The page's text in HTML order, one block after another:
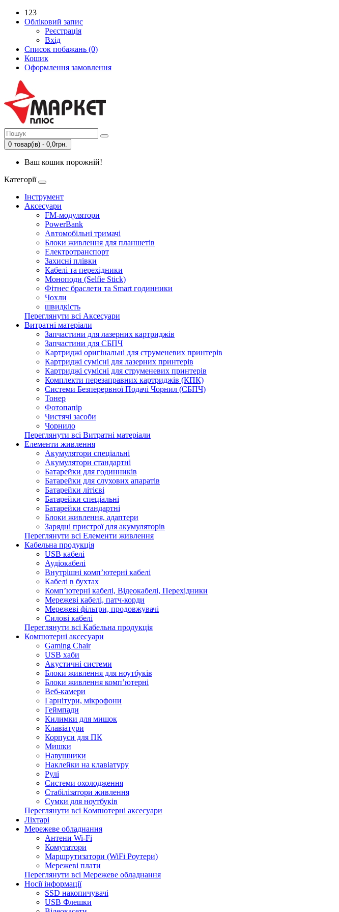
123
Обліковий запис
Реєстрація
Вхід
Список побажань (0)
Кошик
Оформлення замовлення
0 товар(ів) - 0,0грн.
Ваш кошик порожній!
Категорії
Інструмент
Аксесуари
FM-модулятори
PowerBank
Автомобільні тримачі
Блоки живлення для планшетів
Електротранспорт
Захисні плівки
Кабелі та перехідники
Моноподи (Selfie Stick)
Фітнес браслети та Smart годинники
Чохли
швидкість
Переглянути всі Аксесуари
Витратні матеріали
Запчастини для лазерних картриджів
Запчастини для СБПЧ
Картриджі оригінальні для струменевих принтерів
Картриджі сумісні для лазерних принтерів
Картриджі сумісні для струменевих принтерів
Комплекти перезаправних картриджів (КПК)
Системи Безперервної Подачі Чорнил (СБПЧ)
Тонер
Фотопапір
Чистячі засоби
Чорнило
Переглянути всі Витратні матеріали
Елементи живлення
Акумулятори спеціальні
Акумулятори стандартні
Батарейки для годинників
Батарейки для слухових апаратів
Батарейки літієві
Батарейки спеціальні
Батарейки стандартні
Блоки живлення, адаптери
Зарядні пристрої для акумуляторів
Переглянути всі Елементи живлення
Кабельна продукція
USB кабелі
Аудіокабелі
Внутрішні комп’ютерні кабелі
Кабелі в бухтах
Комп’ютерні кабелі, Відеокабелі, Перехідники
Мережеві кабелі, патч-корди
Мережеві фільтри, продовжувачі
Силові кабелі
Переглянути всі Кабельна продукція
Компютерні аксесуари
Gaming Chair
USB хаби
Акустичні системи
Блоки живлення для ноутбуків
Блоки живлення комп’ютерні
Веб-камери
Гарнітури, мікрофони
Геймпади
Килимки для мишок
Клавіатури
Корпуси для ПК
Мишки
Навушники
Наклейки на клавіатуру
Рулі
Системи охолодження
Стабілізатори живлення
Сумки для ноутбуків
Переглянути всі Компютерні аксесуари
Ліхтарі
Мережеве обладнання
Антени Wi-Fi
Комутатори
Маршрутизатори (WiFi Роутери)
Мережеві плати
Переглянути всі Мережеве обладнання
Носії інформації
SSD накопичувачі
USB Флешки